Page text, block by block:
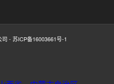
司 - 苏ICP备16003661号-1